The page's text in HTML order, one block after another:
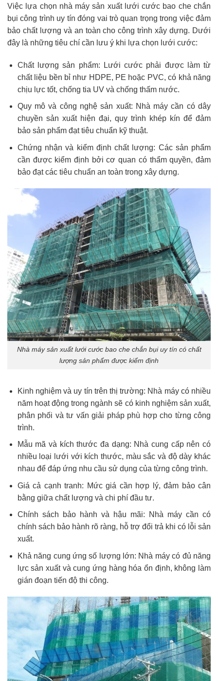
Việc lựa chọn nhà máy sản xuất lưới cước bao che chắn
bụi công trình uy tín đóng vai trò quan trọng trong việc đảm
bảo chất lượng và an toàn cho công trình xây dựng. Dưới
đây là những tiêu chí cần lưu ý khi lựa chọn lưới cước:
Chất lượng sản phẩm: Lưới cước phải được làm từ
chất liệu bền bỉ như HDPE, PE hoặc PVC, có khả năng
chịu lực tốt, chống tia UV và chống thấm nước.
Quy mô và công nghệ sản xuất: Nhà máy cần có dây
chuyền sản xuất hiện đại, quy trình khép kín để đảm
bảo sản phẩm đạt tiêu chuẩn kỹ thuật.
Chứng nhận và kiểm định chất lượng: Các sản phẩm
cần được kiểm định bởi cơ quan có thẩm quyền, đảm
bảo đạt các tiêu chuẩn an toàn trong xây dựng.
Nhà máy sản xuất lưới cước bao che chắn bụi uy tín có chất
lượng sản phẩm được kiểm định
Kinh nghiệm và uy tín trên thị trường: Nhà máy có nhiều
năm hoạt động trong ngành sẽ có kinh nghiệm sản xuất,
phân phối và tư vấn giải pháp phù hợp cho từng công
trình.
Mẫu mã và kích thước đa dạng: Nhà cung cấp nên có
nhiều loại lưới với kích thước, màu sắc và độ dày khác
nhau để đáp ứng nhu cầu sử dụng của từng công trình.
Giá cả cạnh tranh: Mức giá cần hợp lý, đảm bảo cân
bằng giữa chất lượng và chi phí đầu tư.
Chính sách bảo hành và hậu mãi: Nhà máy cần có
chính sách bảo hành rõ ràng, hỗ trợ đổi trả khi có lỗi sản
xuất.
Khả năng cung ứng số lượng lớn: Nhà máy có đủ năng
lực sản xuất và cung ứng hàng hóa ổn định, không làm
gián đoạn tiến độ thi công.